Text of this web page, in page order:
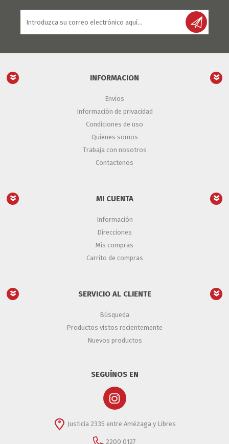
INFORMACION
Envíos
Información de privacidad
Condiciones de uso
Quienes somos
Trabaja con nosotros
Contactenos
MI CUENTA
Información
Direcciones
Mis compras
Carrito de compras
SERVICIO AL CLIENTE
Búsqueda
Productos vistos recientemente
Nuevos productos
SEGUÍNOS EN
Justicia 2335 entre Amézaga y Libres
2200 0127